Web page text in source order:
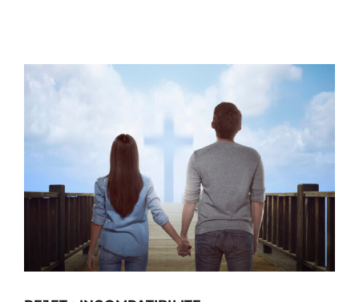
l'image